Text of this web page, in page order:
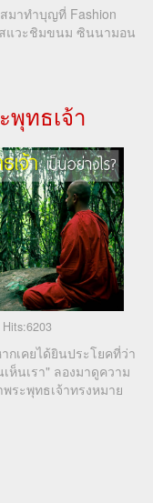
มาทำบุญที่ Fashion
สแวะชิมขนม ซินนามอน
พุทธเจ้า
Hits:6203
กเคยได้ยินประโยคที่ว่า
ห็นเรา" ลองมาดูความ
ระพุทธเจ้าทรงหมาย